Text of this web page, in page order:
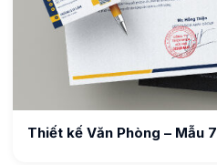
Thiết kế Văn Phòng – Mẫu 7